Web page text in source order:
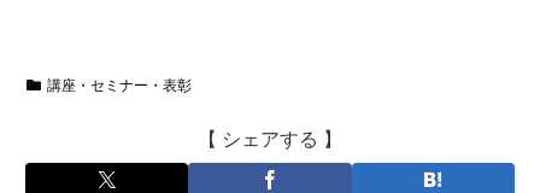
講座・セミナー・表彰
【 シェアする 】